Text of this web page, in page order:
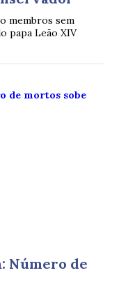
membros sem
papa Leão XIV
Número de